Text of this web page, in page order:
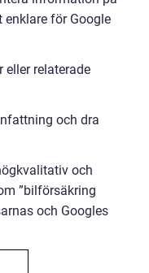
för Google
relaterade
och dra
och
”bilförsäkring
och Googles